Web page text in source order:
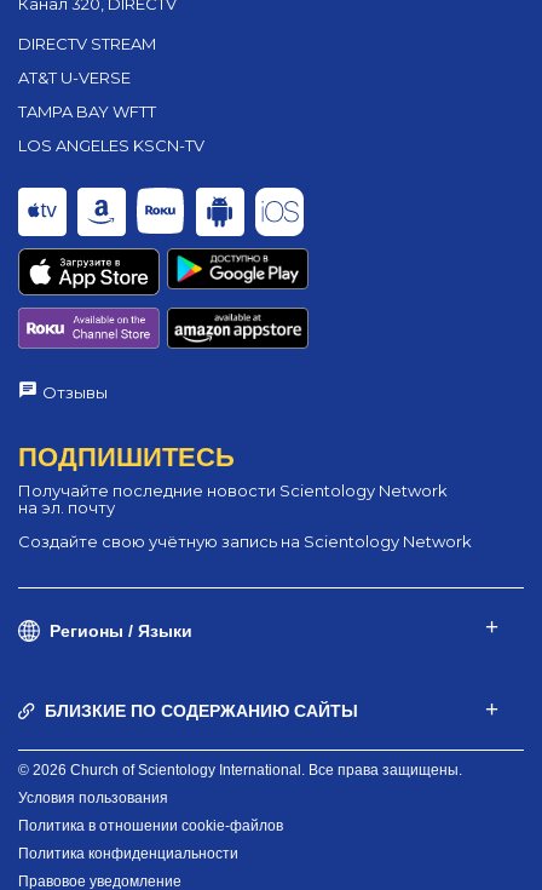
Канал 320, DIRECTV
DIRECTV STREAM
AT&T U-VERSE
TAMPA BAY WFTT
LOS ANGELES KSCN-TV
Отзывы
ПОДПИШИТЕСЬ
Получайте последние новости Scientology Network
на эл. почту
Создайте свою учётную запись на Scientology Network
Регионы / Языки
БЛИЗКИЕ ПО СОДЕРЖАНИЮ САЙТЫ
© 2026 Church of Scientology International. Все права защищены.
Условия пользования
Политика в отношении cookie-файлов
Политика конфиденциальности
Правовое уведомление